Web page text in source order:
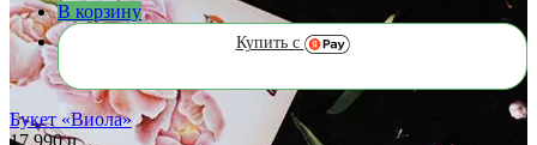
В корзину
Купить с
Букет «Виола»